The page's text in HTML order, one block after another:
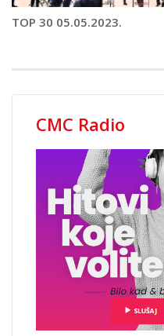
TOP 30 05.05.2023.
CMC Radio